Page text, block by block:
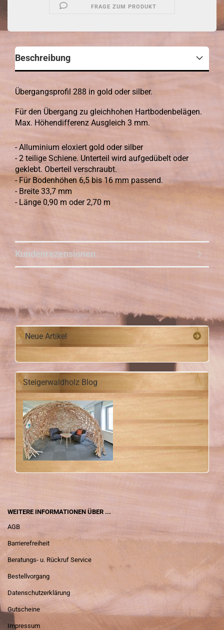
FRAGE ZUM PRODUKT
Beschreibung
Übergangsprofil 288 in gold oder silber.
Für den Übergang zu gleichhohen Hartbodenbelägen.
Max. Höhendifferenz Ausgleich 3 mm.
- Alluminium eloxiert gold oder silber
- 2 teilige Schiene. Unterteil wird aufgedübelt oder
geklebt. Oberteil verschraubt.
- Für Bodenhöhen 6,5 bis 16 mm passend.
- Breite 33,7 mm
- Länge 0,90 m oder 2,70 m
Kundenrezensionen
Neue Artikel
Steigerwaldholz Blog
WEITERE INFORMATIONEN ÜBER ...
AGB
Barrierefreiheit
Beratungs- u. Rückruf Service
Bestellvorgang
Datenschutzerklärung
Gutscheine
Impressum